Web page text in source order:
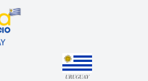
URUGUAY